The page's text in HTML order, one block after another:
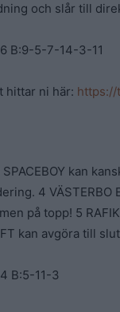
och slår till
B:9-5-7-14-3-11
hittar ni här: https://
SPACEBOY kan
4
på topp! 5
kan avgöra till
B:5-11-3